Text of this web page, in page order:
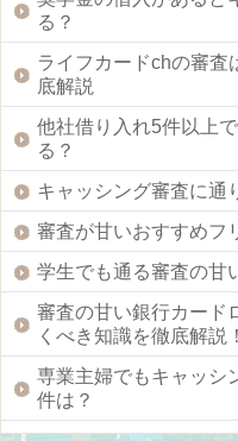
る？
ライフカードchの審査
底解説
他社借り入れ5件以上
る？
キャッシング審査に通
審査が甘いおすすめフ
学生でも通る審査の甘
審査の甘い銀行カード
くべき知識を徹底解説！
専業主婦でもキャッシ
件は？